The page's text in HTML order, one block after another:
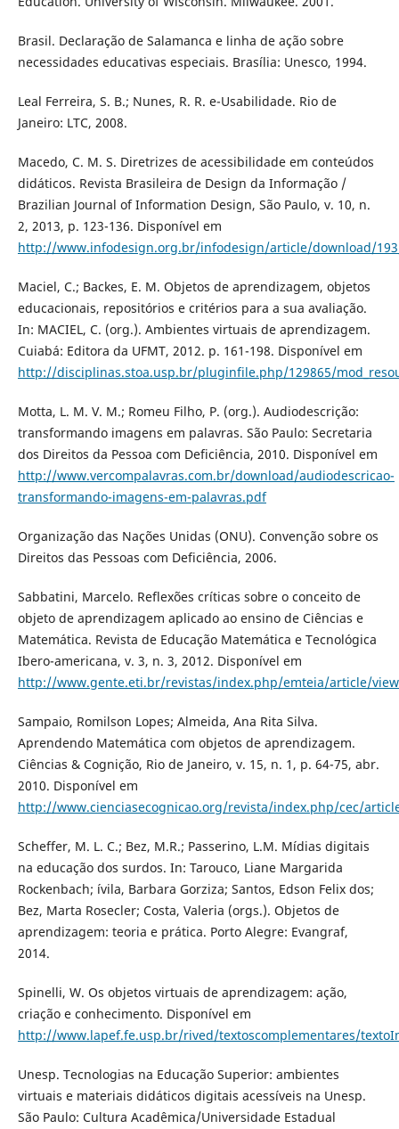
Brasil. Declaração de Salamanca e linha de ação sobre
necessidades educativas especiais. Brasí­lia: Unesco, 1994.
Leal Ferreira, S. B.; Nunes, R. R. e-Usabilidade. Rio de
Janeiro: LTC, 2008.
Macedo, C. M. S. Diretrizes de acessibilidade em conteúdos
didáticos. Revista Brasileira de Design da Informação /
Brazilian Journal of Information Design, São Paulo, v. 10, n.
2, 2013, p. 123-136. Disponí­vel em
http://www.infodesign.org.br/infodesign/article/download/
Maciel, C.; Backes, E. M. Objetos de aprendizagem, objetos
educacionais, repositórios e critérios para a sua avaliação.
In: MACIEL, C. (org.). Ambientes virtuais de aprendizagem.
Cuiabá: Editora da UFMT, 2012. p. 161-198. Disponí­vel em
http://disciplinas.stoa.usp.br/pluginfile.php/129865/
Motta, L. M. V. M.; Romeu Filho, P. (org.). Audiodescrição:
transformando imagens em palavras. São Paulo: Secretaria
dos Direitos da Pessoa com Deficiência, 2010. Disponí­vel em
http://www.vercompalavras.com.br/download/audiodescricao-
transformando-imagens-em-palavras.pdf
Organização das Nações Unidas (ONU). Convenção sobre os
Direitos das Pessoas com Deficiência, 2006.
Sabbatini, Marcelo. Reflexões crí­ticas sobre o conceito de
objeto de aprendizagem aplicado ao ensino de Ciências e
Matemática. Revista de Educação Matemática e Tecnológica
Ibero-americana, v. 3, n. 3, 2012. Disponí­vel em
http://www.gente.eti.br/revistas/index.php/emteia/article/
Sampaio, Romilson Lopes; Almeida, Ana Rita Silva.
Aprendendo Matemática com objetos de aprendizagem.
Ciências & Cognição, Rio de Janeiro, v. 15, n. 1, p. 64-75, abr.
2010. Disponí­vel em
http://www.cienciasecognicao.org/revista/index.php/cec/
Scheffer, M. L. C.; Bez, M.R.; Passerino, L.M. Mí­dias digitais
na educação dos surdos. In: Tarouco, Liane Margarida
Rockenbach; ívila, Barbara Gorziza; Santos, Edson Felix dos;
Bez, Marta Rosecler; Costa, Valeria (orgs.). Objetos de
aprendizagem: teoria e prática. Porto Alegre: Evangraf,
2014.
Spinelli, W. Os objetos virtuais de aprendizagem: ação,
criação e conhecimento. Disponí­vel em
http://www.lapef.fe.usp.br/rived/textoscomplementares/
Unesp. Tecnologias na Educação Superior: ambientes
virtuais e materiais didáticos digitais acessí­veis na Unesp.
São Paulo: Cultura Acadêmica/Universidade Estadual